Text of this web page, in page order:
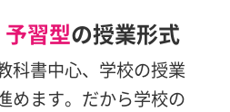
予習型の授業形式
科書中心、学校の授業
めます。だから学校の